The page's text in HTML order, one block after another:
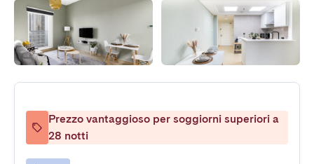
Prezzo vantaggioso per soggiorni superiori a
28 notti